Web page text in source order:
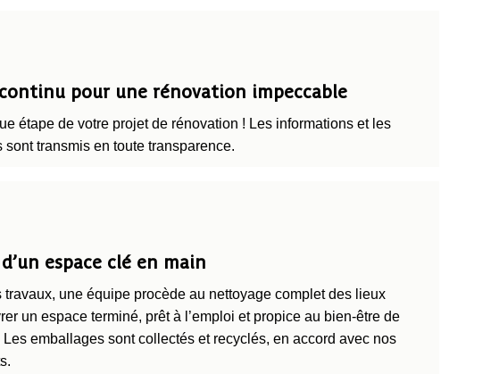
pour une rénovation impeccable
étape de votre projet de rénovation ! Les informations et les
sont transmis en toute transparence.
espace clé en main
travaux, une équipe procède au nettoyage complet des lieux
un espace terminé, prêt à l’emploi et propice au bien-être de
emballages sont collectés et recyclés, en accord avec nos